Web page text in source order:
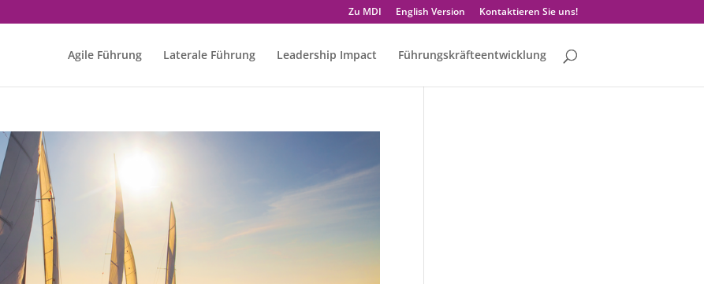
Zu MDI English Version Kontaktieren Sie uns!
Agile Führung Laterale Führung Leadership Impact Führungskräfteentwicklung